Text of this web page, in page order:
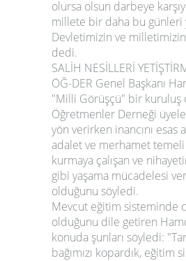
olursa olsun darbeye
millete bir daha bu günleri
Devletimizin ve milletimizin
dedi.
SALİH NESİLLERİ
ÖĞ-DER Genel Başkanı
"Milli Görüşçü" bir kuruluş
Öğretmenler Derneği
yön verirken inancını esas
adalet ve merhamet
kurmaya çalışan ve
gibi yaşama mücadelesi
olduğunu söyledi.
Mevcut eğitim sisteminde
olduğunu dile getiren
konuda şunları söyledi:
bağımızı kopardık, eğitim